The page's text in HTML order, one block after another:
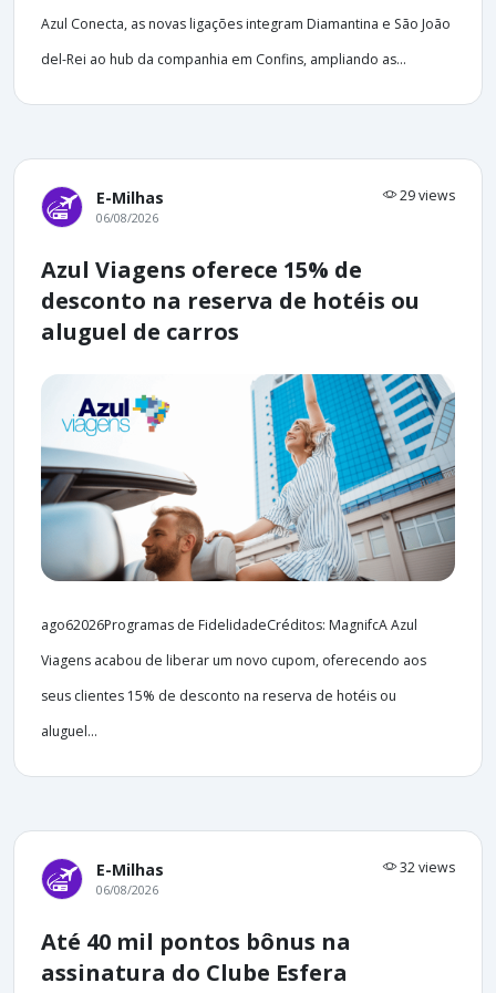
Azul Conecta, as novas ligações integram Diamantina e São João
del-Rei ao hub da companhia em Confins, ampliando as...
E-Milhas 29 views
06/08/2026
Azul Viagens oferece 15% de
desconto na reserva de hotéis ou
aluguel de carros
ago62026Programas de FidelidadeCréditos: MagnifcA Azul
Viagens acabou de liberar um novo cupom, oferecendo aos
seus clientes 15% de desconto na reserva de hotéis ou
aluguel...
E-Milhas 32 views
06/08/2026
Até 40 mil pontos bônus na
assinatura do Clube Esfera